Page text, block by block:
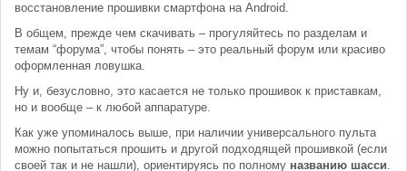
восстановление прошивки смартфона на Android.
В общем, прежде чем скачивать – прогуляйтесь по разделам и
темам “форума”, чтобы понять – это реальный форум или красиво
оформленная ловушка.
Ну и, безусловно, это касается не только прошивок к приставкам,
но и вообще – к любой аппаратуре.
Как уже упоминалось выше, при наличии универсального пульта
можно попытаться прошить и другой подходящей прошивкой (если
своей так и не нашли), ориентируясь по полному названию шасси.